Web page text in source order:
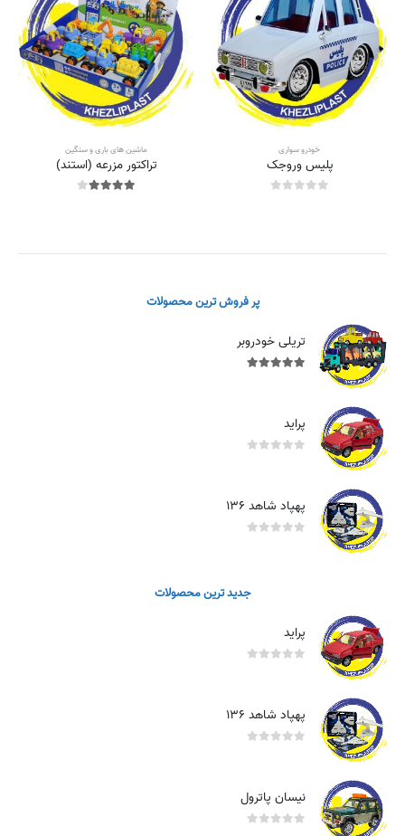
خودرو سواری
پلیس وروجک
ماشین های باری و سنگین
تراکتور مزرعه (استند)
پر فروش ترین محصولات
تریلی خودروبر
پراید
پهپاد شاهد ۱۳۶
جدید ترین محصولات
پراید
پهپاد شاهد ۱۳۶
نیسان پاترول